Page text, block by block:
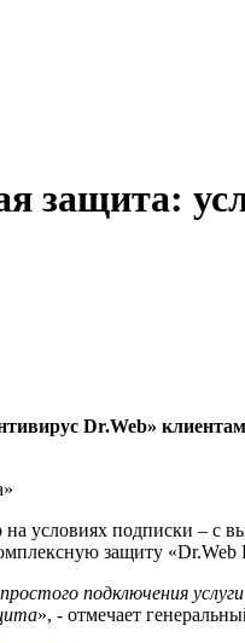
защита:
Dr.Web»
условиях подписки –
защиту
подключения
», - отмечает